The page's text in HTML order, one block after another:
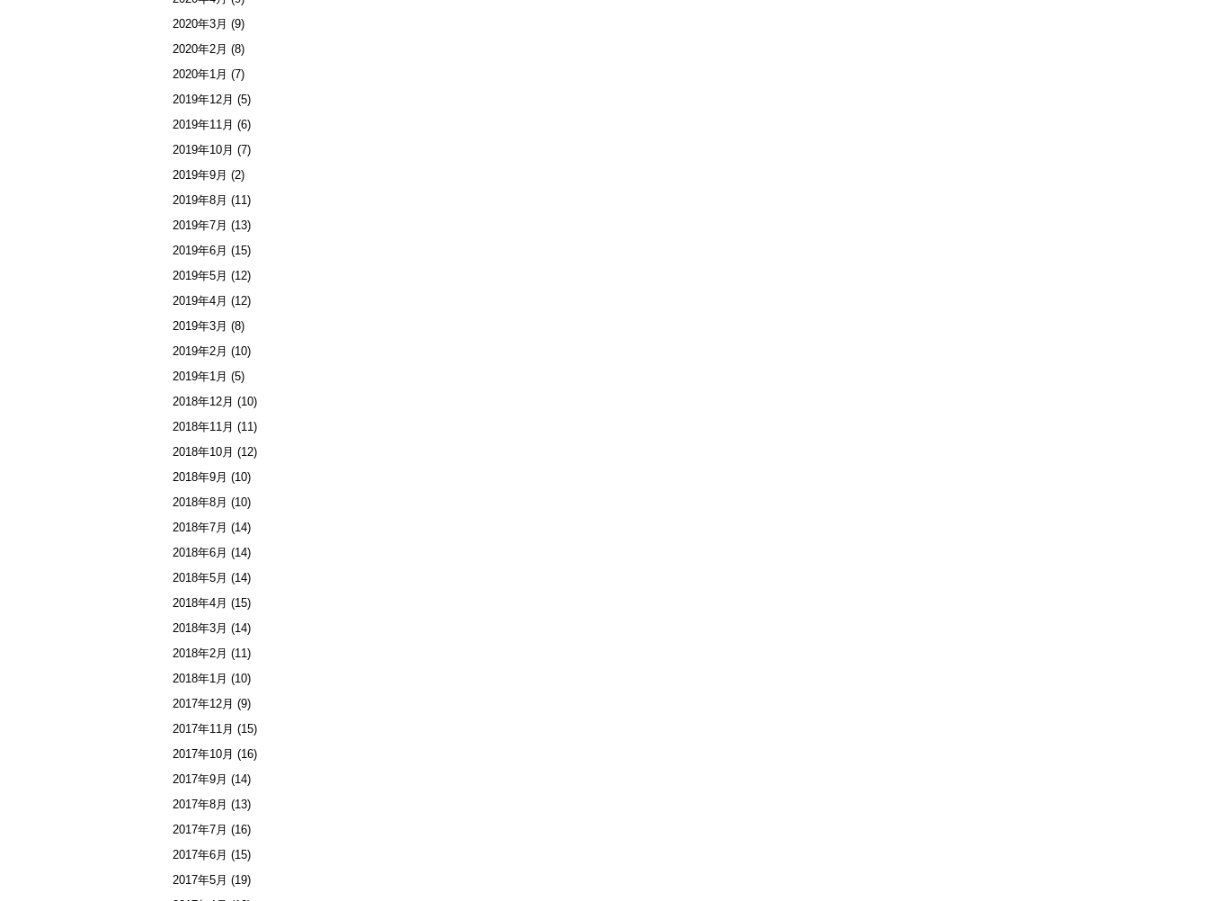
2020年3月 (9)
2020年2月 (8)
2020年1月 (7)
2019年12月 (5)
2019年11月 (6)
2019年10月 (7)
2019年9月 (2)
2019年8月 (11)
2019年7月 (13)
2019年6月 (15)
2019年5月 (12)
2019年4月 (12)
2019年3月 (8)
2019年2月 (10)
2019年1月 (5)
2018年12月 (10)
2018年11月 (11)
2018年10月 (12)
2018年9月 (10)
2018年8月 (10)
2018年7月 (14)
2018年6月 (14)
2018年5月 (14)
2018年4月 (15)
2018年3月 (14)
2018年2月 (11)
2018年1月 (10)
2017年12月 (9)
2017年11月 (15)
2017年10月 (16)
2017年9月 (14)
2017年8月 (13)
2017年7月 (16)
2017年6月 (15)
2017年5月 (19)